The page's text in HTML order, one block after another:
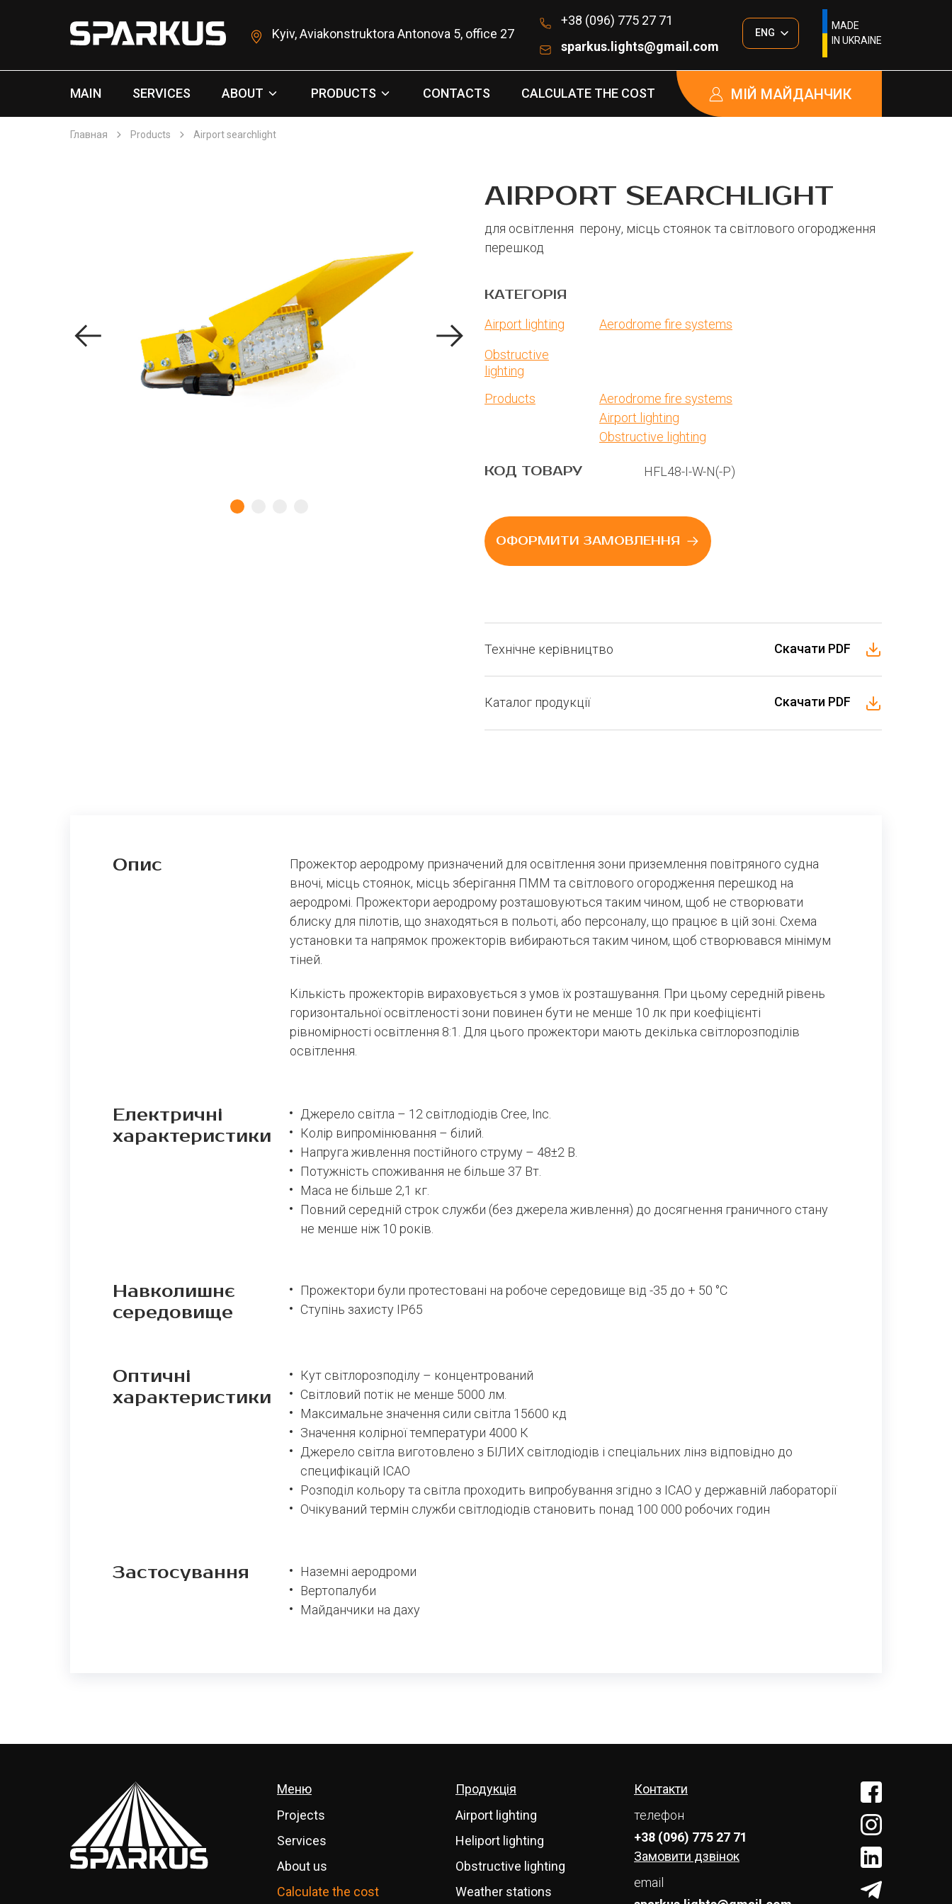
Kyiv, Aviakonstruktora Antonova 5, office 27
+38 (096) 775 27 71
sparkus.lights@gmail.com
ENG
MADE
IN UKRAINE
MAIN SERVICES ABOUT PRODUCTS CONTACTS CALCULATE THE COST МІЙ МАЙДАНЧИК
Главная Products Airport searchlight
AIRPORT SEARCHLIGHT
для освітлення перону, місць стоянок та світлового огородження
перешкод
КАТЕГОРІЯ
Airport lighting Aerodrome fire systems
Obstructive
lighting
Products
Aerodrome fire systems
Airport lighting
Obstructive lighting
КОД ТОВАРУ HFL48-I-W-N(-P)
ОФОРМИТИ ЗАМОВЛЕННЯ
Технічне керівництво Скачати PDF
Каталог продукції Скачати PDF
Опис
Прожектор аеродрому призначений для освітлення зони приземлення повітряного судна
вночі, місць стоянок, місць зберігання ПММ та світлового огородження перешкод на
аеродромі. Прожектори аеродрому розташовуються таким чином, щоб не створювати
блиску для пілотів, що знаходяться в польоті, або персоналу, що працює в цій зоні. Схема
установки та напрямок прожекторів вибираються таким чином, щоб створювався мінімум
тіней.
Кількість прожекторів вираховується з умов їх розташування. При цьому середній рівень
горизонтальної освітленості зони повинен бути не менше 10 лк при коефіцієнті
рівномірності освітлення 8:1. Для цього прожектори мають декілька світлорозподілів
освітлення.
Електричні
характеристики
Джерело світла – 12 світлодіодів Cree, Inc.
Колір випромінювання – білий.
Напруга живлення постійного струму – 48±2 В.
Потужність споживання не більше 37 Вт.
Маса не більше 2,1 кг.
Повний середній строк служби (без джерела живлення) до досягнення граничного стану
не менше ніж 10 років.
Навколишнє
середовище
Прожектори були протестовані на робоче середовище від -35 до + 50 °C
Ступінь захисту IP65
Оптичні
характеристики
Кут світлорозподілу – концентрований
Світловий потік не менше 5000 лм.
Максимальне значення сили світла 15600 кд
Значення колірної температури 4000 К
Джерело світла виготовлено з БІЛИХ світлодіодів і спеціальних лінз відповідно до
специфікацій ICAO
Розподіл кольору та світла проходить випробування згідно з ICAO у державній лабораторії
Очікуваний термін служби світлодіодів становить понад 100 000 робочих годин
Застосування
Наземні аеродроми
Вертопалуби
Майданчики на даху
Меню
Projects
Services
About us
Calculate the cost
Продукція
Airport lighting
Heliport lighting
Obstructive lighting
Weather stations
Контакти
телефон
+38 (096) 775 27 71
Замовити дзвінок
email
E-mail
SEND